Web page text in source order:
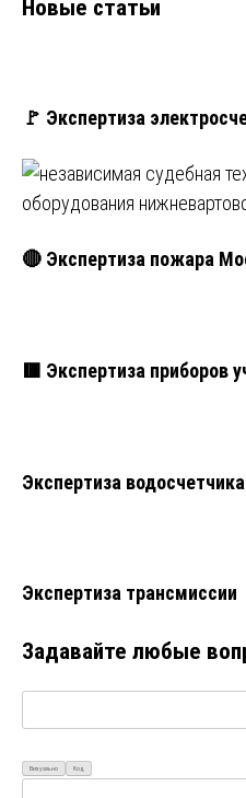
Новые статьи
🚩 Экспертиза
🔴 Экспертиза пожара
🟥 Экспертиза приборов
Экспертиза водосчетчика
Экспертиза трансмиссии
Задавайте любые
Визуально Код